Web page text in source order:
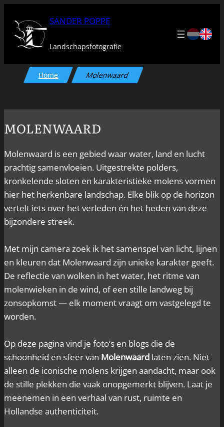
naar
inhoud
SANDER POPPE
Landschapsfotografie
Home Molenwaard
MOLENWAARD
Molenwaard is een gebied waar water, land en lucht
prachtig samenvloeien. Uitgestrekte polders,
kronkelende sloten en karakteristieke molens vormen
hier het herkenbare landschap. Elke blik op de horizon
vertelt iets over het verleden én het heden van deze
bijzondere streek.
Met mijn camera zoek ik het samenspel van licht, lijnen
en kleuren dat Molenwaard zijn unieke karakter geeft.
De reflectie van wolken in het water, het ritme van
molenwieken in de wind, of een stille landweg bij
zonsopkomst — elk moment vraagt om vastgelegd te
worden.
Op deze pagina vind je foto’s en blogs die de
schoonheid en sfeer van Molenwaard laten zien. Niet
alleen de iconische molens krijgen aandacht, maar ook
de stille plekken die vaak onopgemerkt blijven. Laat je
meenemen in een verhaal van rust, ruimte en
Hollandse authenticiteit.